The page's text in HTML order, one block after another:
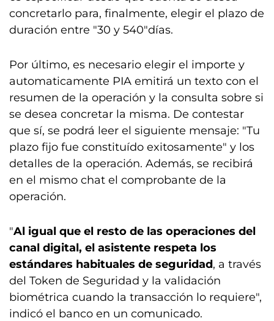
concretarlo para, finalmente, elegir el plazo de
duración entre "30 y 540"días.
Por último, es necesario elegir el importe y
automaticamente PIA emitirá un texto con el
resumen de la operación y la consulta sobre si
se desea concretar la misma. De contestar
que sí, se podrá leer el siguiente mensaje: "Tu
plazo fijo fue constituído exitosamente" y los
detalles de la operación. Además, se recibirá
en el mismo chat el comprobante de la
operación.
"Al igual que el resto de las operaciones del
canal digital, el asistente respeta los
estándares habituales de seguridad, a través
del Token de Seguridad y la validación
biométrica cuando la transacción lo requiere",
indicó el banco en un comunicado.